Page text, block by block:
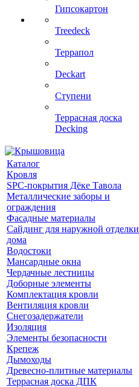
Гипсокартон
Treedeck
Террапол
Deckart
Ступени
Террасная доска
Decking
Каталог
Кровля
SPC-покрытия Дёке Тавола
Металлические заборы и
ограждения
Фасадные материалы
Сайдинг для наружной отделки
дома
Водостоки
Мансардные окна
Чердачные лестницы
Доборные элементы
Комплектация кровли
Вентиляция кровли
Снегозадержатели
Изоляция
Элементы безопасности
Крепеж
Дымоходы
Древесно-плитные материалы
Террасная доска ДПК